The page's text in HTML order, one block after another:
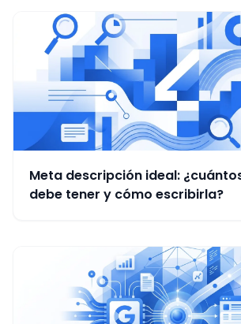
Meta descripción ideal:
debe tener y cómo escribirla?